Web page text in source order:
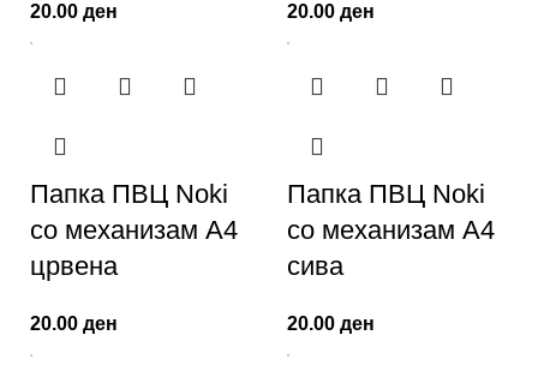
20.00 ден 20.00 ден
Папка ПВЦ Noki
со механизам А4
црвена
20.00 ден
Папка ПВЦ Noki
со механизам А4
сива
20.00 ден